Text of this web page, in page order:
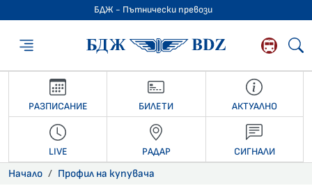
БДЖ - Пътнически превози
БДЖ -
РАЗПИСАНИЕ БИЛЕТИ АКТУАЛНО
LIVE РАДАР СИГНАЛИ
Начало Профил на купувача